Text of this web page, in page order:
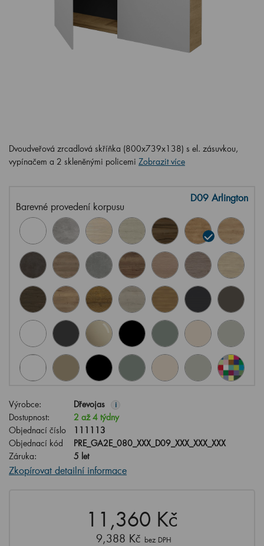
Dvoudveřová zrcadlová skříňka (800x739x138) s el. zásuvkou,
vypínačem a 2 skleněnými policemi Zobrazit více
Barevné provedení korpusu
D09 Arlington
Výrobce: Dřevojas i
Dostupnost:
2 až 4 týdny
Objednací číslo
111113
Objednací kód
PRE_GA2E_080_XXX_D09_XXX_XXX_XXX
Záruka:
5 let
Zkopírovat detailní informace
11,360 Kč
9,388 Kč bez DPH